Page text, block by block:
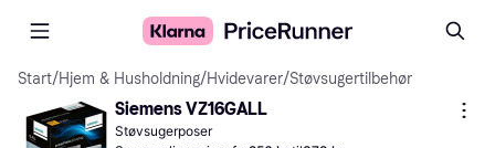
Start/Hjem & Husholdning/Hvidevarer/Støvsugertilbehør
Siemens VZ16GALL
Støvsugerposer